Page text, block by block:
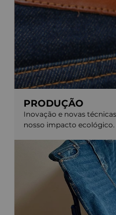
PRODUÇÃO
Inovação e novas
nosso impacto ecológico.